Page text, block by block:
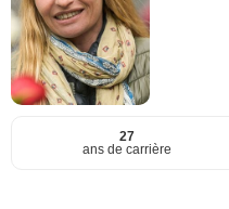
27
ans de carrière